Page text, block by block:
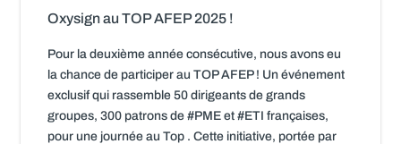
Oxysign au TOP AFEP 2025 !
Pour la deuxième année consécutive, nous avons eu
la chance de participer au TOP AFEP ! Un événement
exclusif qui rassemble 50 dirigeants de grands
groupes, 300 patrons de #PME et #ETI françaises,
pour une journée au Top . Cette initiative, portée par